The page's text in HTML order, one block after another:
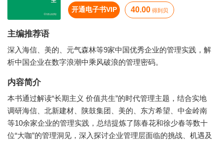
开通电子书VIP 40.00 得到贝
主编推荐语
深入海信、美的、元气森林等9家中国优秀企业的管理实践，解
析中国企业在数字浪潮中乘风破浪的管理密码。
内容简介
本书通过解读“长期主义 价值共生”的时代管理主题，结合实地
调研海信、北新建材、陕鼓集团、美的、东方希望、中金岭南
等10余家企业的管理实践，总结提炼了陈春花和徐少春等数十
位“大咖”的管理洞见，深入探讨企业管理层面临的挑战、机遇及